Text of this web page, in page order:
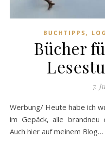
BUCHTIPPS,
Bücher
7.
Werbung/ Heute habe ich wundervolle Bücher für Erstleser
im Gepäck, alle brandneu
Auch hier auf meinem Blog…